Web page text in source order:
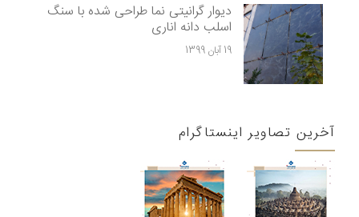
دیوار گرانیتی نما طراحی شده با سنگ
اسلب دانه اناری
19 آبان 1399
آخرین تصاویر اینستاگرام